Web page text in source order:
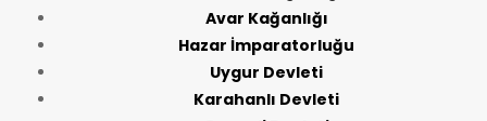
Avar Kağanlığı
Hazar İmparatorluğu
Uygur Devleti
Karahanlı Devleti